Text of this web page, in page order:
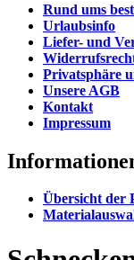
Rund ums
Urlaubsinfo
Liefer- und
Privatsphäre
Unsere AGB
Kontakt
Impressum
Übersicht der